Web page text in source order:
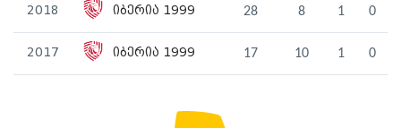
2018 იბერია 1999 28 8 1 0
2017 იბერია 1999 17 10 1 0